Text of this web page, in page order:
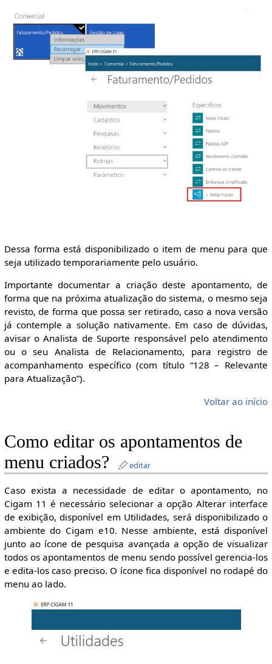
Dessa forma está disponibilizado o item de menu para que
seja utilizado temporariamente pelo usuário.
Importante documentar a criação deste apontamento, de
forma que na próxima atualização do sistema, o mesmo seja
revisto, de forma que possa ser retirado, caso a nova versão
já contemple a solução nativamente. Em caso de dúvidas,
avisar o Analista de Suporte responsável pelo atendimento
ou o seu Analista de Relacionamento, para registro de
acompanhamento específico (com título “128 – Relevante
para Atualização”).
Voltar ao início
Como editar os apontamentos de
menu criados?
editar
Caso exista a necessidade de editar o apontamento, no
Cigam 11 é necessário selecionar a opção Alterar interface
de exibição, disponível em Utilidades, será disponibilizado o
ambiente do Cigam e10. Nesse ambiente, está disponível
junto ao ícone de pesquisa avançada a opção de visualizar
todos os apontamentos de menu sendo possível gerencia-los
e edita-los caso preciso. O ícone fica disponível no rodapé do
menu ao lado.